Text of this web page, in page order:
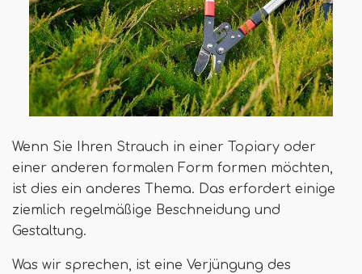
Wenn Sie Ihren Strauch in einer Topiary oder
einer anderen formalen Form formen möchten,
ist dies ein anderes Thema. Das erfordert einige
ziemlich regelmäßige Beschneidung und
Gestaltung.
Was wir sprechen, ist eine Verjüngung des